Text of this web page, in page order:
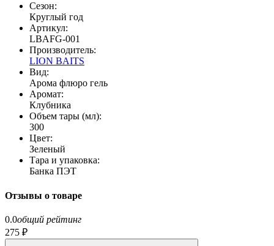
Сезон:
Круглый год
Артикул:
LBAFG-001
Производитель:
LION BAITS
Вид:
Арома флюро гель
Аромат:
Клубника
Объем тары (мл):
300
Цвет:
Зеленый
Тара и упаковка:
Банка ПЭТ
Отзывы о товаре
0.0общий рейтинг
275 ₽